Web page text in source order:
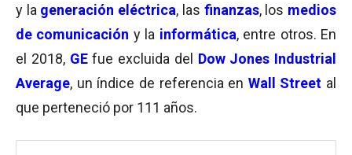
y la generación eléctrica, las finanzas, los medios
de comunicación y la informática, entre otros. En
el 2018, GEfue excluida del Dow Jones Industrial
Average, un índice de referencia en Wall Street al
que perteneció por 111 años.